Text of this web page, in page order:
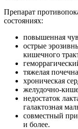
Препарат
состояниях:
повышенная
острые
кишечного
тяжелая
хроническая
желудочно-
недостаток
галактозная
совместный
и более.